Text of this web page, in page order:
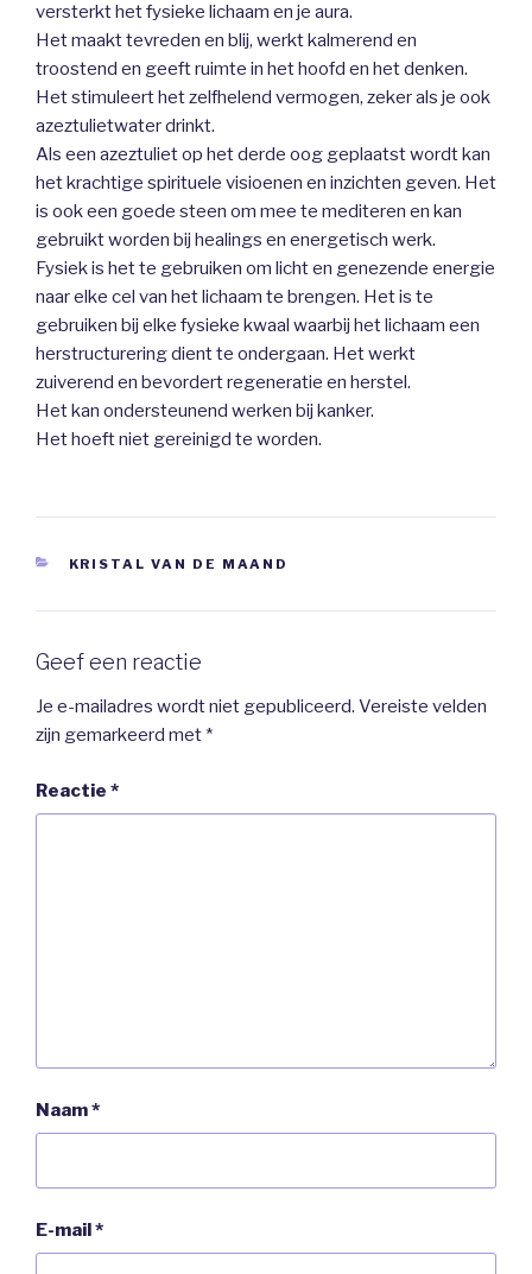
versterkt het fysieke lichaam en je aura.
Het maakt tevreden en blij, werkt kalmerend en
troostend en geeft ruimte in het hoofd en het denken.
Het stimuleert het zelfhelend vermogen, zeker als je ook
azeztulietwater drinkt.
Als een azeztuliet op het derde oog geplaatst wordt kan
het krachtige spirituele visioenen en inzichten geven. Het
is ook een goede steen om mee te mediteren en kan
gebruikt worden bij healings en energetisch werk.
Fysiek is het te gebruiken om licht en genezende energie
naar elke cel van het lichaam te brengen. Het is te
gebruiken bij elke fysieke kwaal waarbij het lichaam een
herstructurering dient te ondergaan. Het werkt
zuiverend en bevordert regeneratie en herstel.
Het kan ondersteunend werken bij kanker.
Het hoeft niet gereinigd te worden.
CATEGORIEËN
KRISTAL VAN DE MAAND
Geef een reactie
Je e-mailadres wordt niet gepubliceerd. Vereiste velden
zijn gemarkeerd met *
Reactie *
Naam*
E-mail*